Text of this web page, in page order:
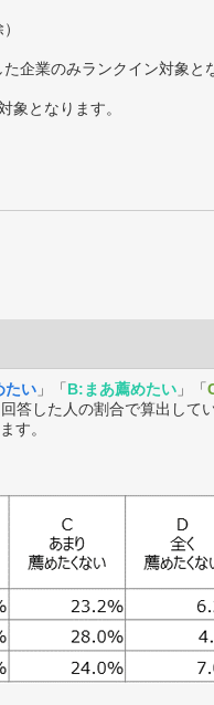
企業のみランクイン対象と
となります。
たい 」「B:まあ薦めたい 」「
回答した人の割合で算出して
す。